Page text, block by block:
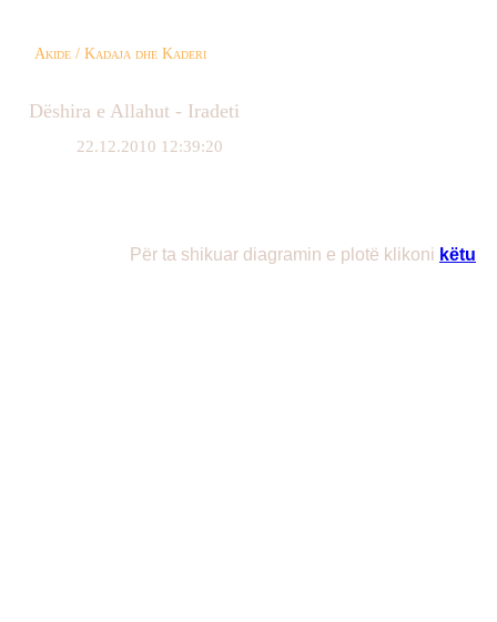
Akide / Kadaja dhe Kaderi
Dëshira e Allahut - Iradeti
22.12.2010 12:39:20
Për ta shikuar diagramin e plotë klikoni këtu